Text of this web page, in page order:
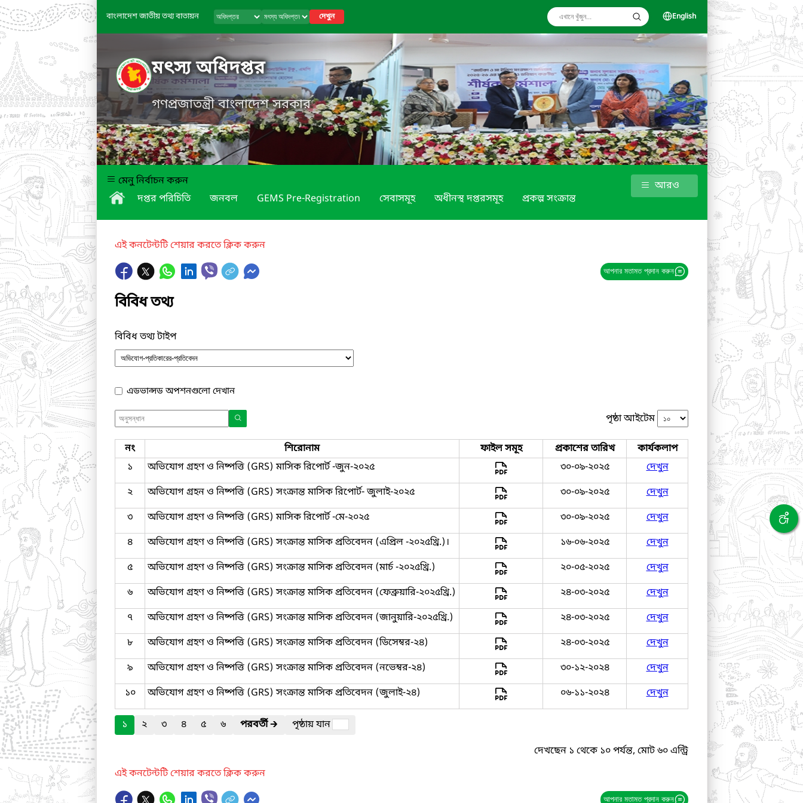
বাংলাদেশ জাতীয় তথ্য বাতায়ন দেখুন English
মৎস্য অধিদপ্তর
গণপ্রজাতন্ত্রী বাংলাদেশ সরকার
মেনু নির্বাচন করুন
দপ্তর পরিচিতি
জনবল GEMS Pre-Registration সেবাসমূহ অধীনস্থ দপ্তরসমূহ প্রকল্প সংক্রান্ত
আরও
এই কনটেন্টটি শেয়ার করতে ক্লিক করুন
আপনার মতামত প্রদান করুন
বিবিধ তথ্য
বিবিধ তথ্য টাইপ
এডভান্সড অপশনগুলো দেখান
পৃষ্ঠা আইটেম
নং শিরোনাম ফাইল সমূহ প্রকাশের তারিখ
কার্যকলাপ
১
অভিযোগ গ্রহণ ও নিষ্পত্তি (GRS) মাসিক রিপোর্ট -জুন-২০২৫ ৩০-০৯-২০২৫
দেখুন
২
অভিযোগ গ্রহন ও নিষ্পত্তি (GRS) সংক্রান্ত মাসিক রিপোর্ট- জুলাই-২০২৫ ৩০-০৯-২০২৫
দেখুন
৩
অভিযোগ গ্রহণ ও নিষ্পত্তি (GRS) মাসিক রিপোর্ট -মে-২০২৫ ৩০-০৯-২০২৫
দেখুন
৪
অভিযোগ গ্রহণ ও নিষ্পত্তি (GRS) সংক্রান্ত মাসিক প্রতিবেদন (এপ্রিল -২০২৫খ্রি.)। ১৬-০৬-২০২৫
দেখুন
৫
অভিযোগ গ্রহণ ও নিষ্পত্তি (GRS) সংক্রান্ত মাসিক প্রতিবেদন (মার্চ -২০২৫খ্রি.) ২০-০৫-২০২৫
দেখুন
৬
অভিযোগ গ্রহণ ও নিষ্পত্তি (GRS) সংক্রান্ত মাসিক প্রতিবেদন (ফেব্রুয়ারি-২০২৫খ্রি.) ২৪-০৩-২০২৫
দেখুন
৭
অভিযোগ গ্রহণ ও নিষ্পত্তি (GRS) সংক্রান্ত মাসিক প্রতিবেদন (জানুয়ারি-২০২৫খ্রি.) ২৪-০৩-২০২৫
দেখুন
৮
অভিযোগ গ্রহণ ও নিষ্পত্তি (GRS) সংক্রান্ত মাসিক প্রতিবেদন (ডিসেম্বর-২৪) ২৪-০৩-২০২৫
দেখুন
৯
অভিযোগ গ্রহণ ও নিষ্পত্তি (GRS) সংক্রান্ত মাসিক প্রতিবেদন (নভেম্বর-২৪) ৩০-১২-২০২৪
দেখুন
১০
অভিযোগ গ্রহণ ও নিষ্পত্তি (GRS) সংক্রান্ত মাসিক প্রতিবেদন (জুলাই-২৪) ০৬-১১-২০২৪ দেখুন
১ ২ ৩ ৪ ৫ ৬ পরবর্তী🡲
পৃষ্ঠায় যান
দেখছেন ১ থেকে ১০ পর্যন্ত, মোট ৬০ এন্ট্রি
এই কনটেন্টটি শেয়ার করতে ক্লিক করুন
আপনার মতামত প্রদান করুন